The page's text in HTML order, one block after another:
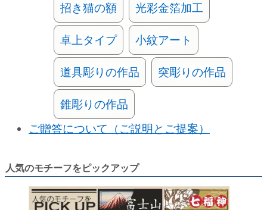
招き猫の額 光彩金箔加工
卓上タイプ 小紋アート
道具彫りの作品 突彫りの作品
錐彫りの作品
ご贈答について（ご説明とご提案）
人気のモチーフをピックアップ